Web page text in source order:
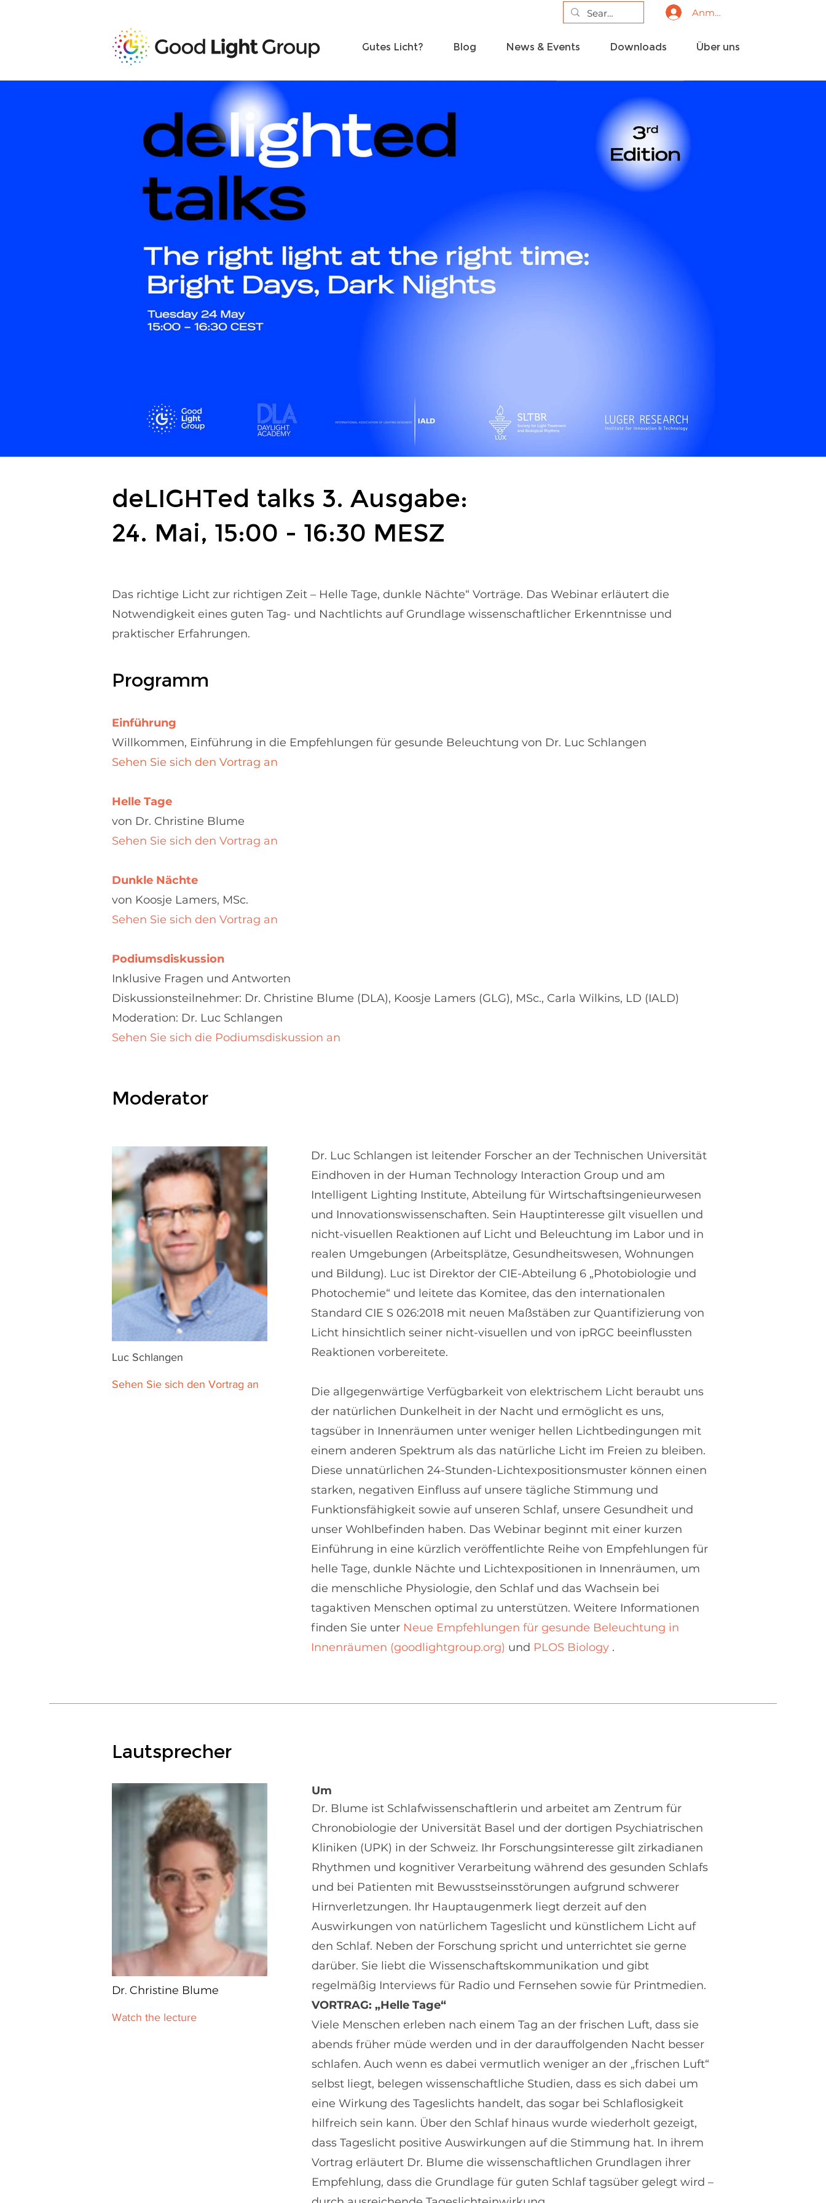
Gutes Licht? Blog News & Events Downloads Über uns
Anmelden
deLIGHTed talks 3. Ausgabe:
24. Mai, 15:00 - 16:30 MESZ
Das richtige Licht zur richtigen Zeit – Helle Tage, dunkle Nächte“ Vorträge. Das Webinar erläutert die
Notwendigkeit eines guten Tag- und Nachtlichts auf Grundlage wissenschaftlicher Erkenntnisse und
praktischer Erfahrungen.
Programm
Einführung
Willkommen, Einführung in die Empfehlungen für gesunde Beleuchtung von Dr. Luc Schlangen
Sehen Sie sich den Vortrag an
Helle Tage
von Dr. Christine Blume
Sehen Sie sich den Vortrag an
Dunkle Nächte
von Koosje Lamers, MSc.
Sehen Sie sich den Vortrag an
Podiumsdiskussion
Inklusive Fragen und Antworten
Diskussionsteilnehmer: Dr. Christine Blume (DLA), Koosje Lamers (GLG), MSc., Carla Wilkins, LD (IALD)
Moderation: Dr. Luc Schlangen
Sehen Sie sich die Podiumsdiskussion an
Moderator
Luc Schlangen
Sehen Sie sich den Vortrag an
Dr. Luc Schlangen ist leitender Forscher an der Technischen Universität
Eindhoven in der Human Technology Interaction Group und am
Intelligent Lighting Institute, Abteilung für Wirtschaftsingenieurwesen
und Innovationswissenschaften. Sein Hauptinteresse gilt visuellen und
nicht-visuellen Reaktionen auf Licht und Beleuchtung im Labor und in
realen Umgebungen (Arbeitsplätze, Gesundheitswesen, Wohnungen
und Bildung). Luc ist Direktor der CIE-Abteilung 6 „Photobiologie und
Photochemie“ und leitete das Komitee, das den internationalen
Standard CIE S 026:2018 mit neuen Maßstäben zur Quantifizierung von
Licht hinsichtlich seiner nicht-visuellen und von ipRGC beeinflussten
Reaktionen vorbereitete.
Die allgegenwärtige Verfügbarkeit von elektrischem Licht beraubt uns
der natürlichen Dunkelheit in der Nacht und ermöglicht es uns,
tagsüber in Innenräumen unter weniger hellen Lichtbedingungen mit
einem anderen Spektrum als das natürliche Licht im Freien zu bleiben.
Diese unnatürlichen 24-Stunden-Lichtexpositionsmuster können einen
starken, negativen Einfluss auf unsere tägliche Stimmung und
Funktionsfähigkeit sowie auf unseren Schlaf, unsere Gesundheit und
unser Wohlbefinden haben. Das Webinar beginnt mit einer kurzen
Einführung in eine kürzlich veröffentlichte Reihe von Empfehlungen für
helle Tage, dunkle Nächte und Lichtexpositionen in Innenräumen, um
die menschliche Physiologie, den Schlaf und das Wachsein bei
tagaktiven Menschen optimal zu unterstützen. Weitere Informationen
finden Sie unter Neue Empfehlungen für gesunde Beleuchtung in
Innenräumen (goodlightgroup.org) und PLOS Biology .
Dr. Christine Blume
Watch the lecture
Um
Dr. Blume ist Schlafwissenschaftlerin und arbeitet am Zentrum für
Chronobiologie der Universität Basel und der dortigen Psychiatrischen
Kliniken (UPK) in der Schweiz. Ihr Forschungsinteresse gilt zirkadianen
Rhythmen und kognitiver Verarbeitung während des gesunden Schlafs
und bei Patienten mit Bewusstseinsstörungen aufgrund schwerer
Hirnverletzungen. Ihr Hauptaugenmerk liegt derzeit auf den
Auswirkungen von natürlichem Tageslicht und künstlichem Licht auf
den Schlaf. Neben der Forschung spricht und unterrichtet sie gerne
darüber. Sie liebt die Wissenschaftskommunikation und gibt
regelmäßig Interviews für Radio und Fernsehen sowie für Printmedien.
VORTRAG: „Helle Tage“
Viele Menschen erleben nach einem Tag an der frischen Luft, dass sie
abends früher müde werden und in der darauffolgenden Nacht besser
schlafen. Auch wenn es dabei vermutlich weniger an der „frischen Luft“
selbst liegt, belegen wissenschaftliche Studien, dass es sich dabei um
eine Wirkung des Tageslichts handelt, das sogar bei Schlaflosigkeit
hilfreich sein kann. Über den Schlaf hinaus wurde wiederholt gezeigt,
dass Tageslicht positive Auswirkungen auf die Stimmung hat. In ihrem
Vortrag erläutert Dr. Blume die wissenschaftlichen Grundlagen ihrer
Empfehlung, dass die Grundlage für guten Schlaf tagsüber gelegt wird –
Lautsprecher